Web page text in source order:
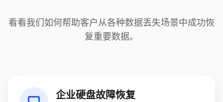
看看我们如何帮助客户从各种数据丢失场景中成功恢
复重要数据。
企业硬盘故障恢复